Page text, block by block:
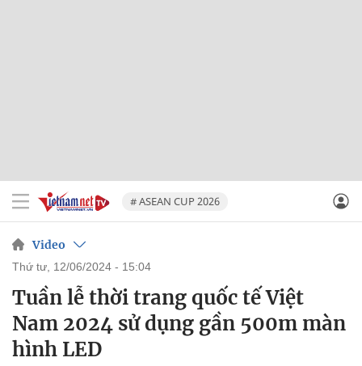
# ASEAN CUP 2026
Video
thứ tư, 12/06/2024 - 15:04
Tuần lễ thời trang quốc tế Việt
Nam 2024 sử dụng gần 500m màn
hình LED